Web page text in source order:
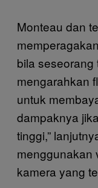
Monteau dan
bila seseorang
mengarahkan
untuk
dampaknya
tinggi,”
menggunakan
kamera yang